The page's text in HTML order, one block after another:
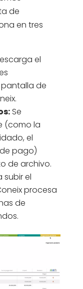
de
en tres
el
de
Se
(como la
el
pago)
de archivo.
subir el
procesa
de